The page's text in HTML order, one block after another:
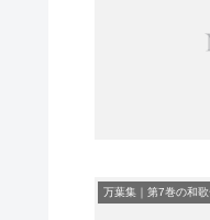
万葉集｜第7巻の和歌